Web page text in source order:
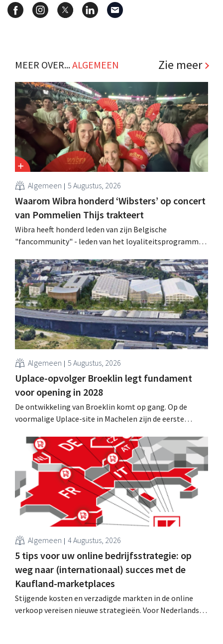
MEER OVER...ALGEMEEN Zie meer
Algemeen 5 Augustus, 2026
Waarom Wibra honderd ‘Wibsters’ op concert
van Pommelien Thijs trakteert
Wibra heeft honderd leden van zijn Belgische
"fancommunity" - leden van het loyaliteitsprogramma -
de Lokerse Feesten. Met de actie wilde de discountketen
haar trouwste klanten bedanken en tegelijk tonen dat
ook een prijsvechter een heuse merkcommunity kan
uitbouwen.
Algemeen 5 Augustus, 2026
Uplace-opvolger Broeklin legt fundament
voor opening in 2028
De ontwikkeling van Broeklin komt op gang. Op de
voormalige Uplace-site in Machelen zijn de eerste
eigenlijke bouw starten, met een geplande opening in
Algemeen 4 Augustus, 2026
5 tips voor uw online bedrijfsstrategie: op
weg naar (internationaal) succes met de
Kaufland-marketplaces
Stijgende kosten en verzadigde markten in de online
verkoop vereisen nieuwe strategieën. Voor Nederlandse